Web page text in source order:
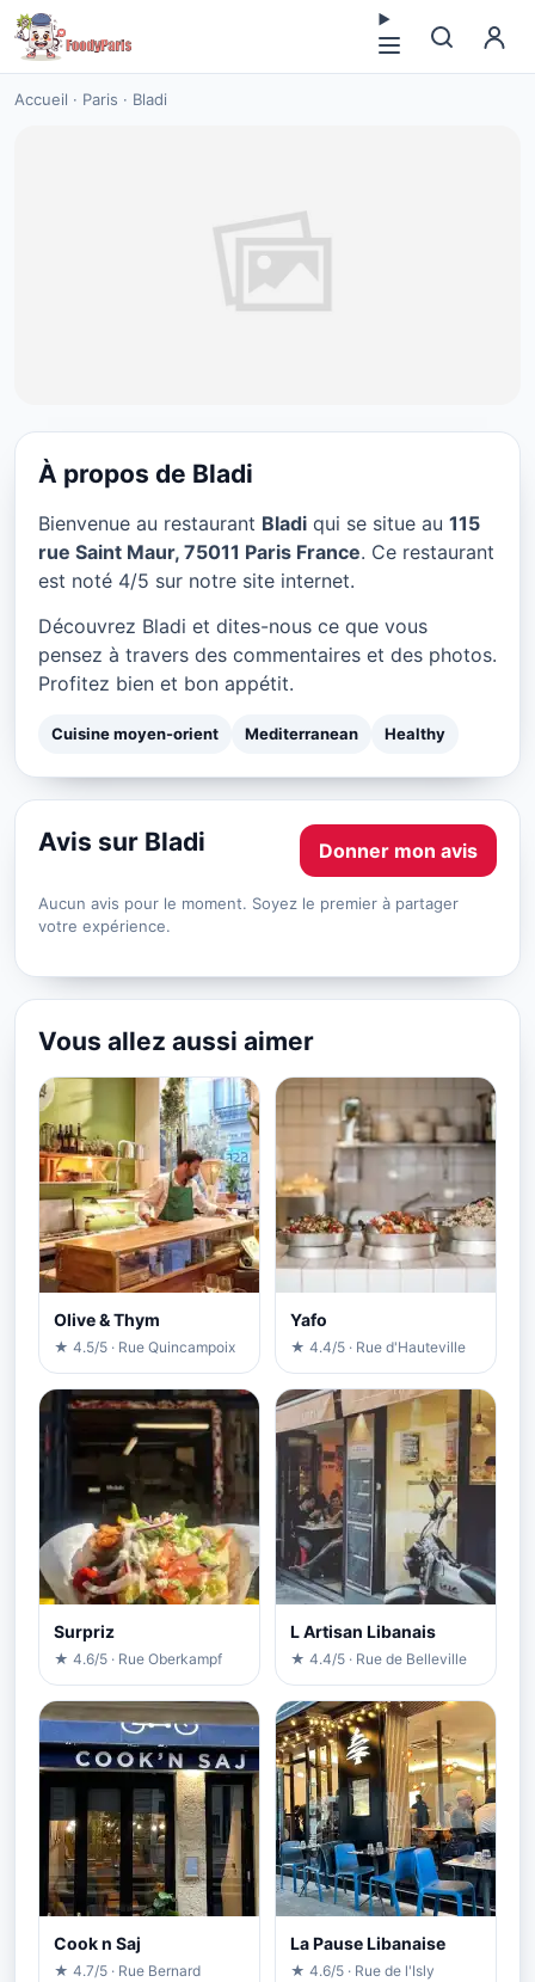
Accueil · Paris · Bladi
Bladi à Paris
★ 4/5
À propos de Bladi
Bienvenue au restaurant Bladi qui se situe au 115
rue Saint Maur, 75011 Paris France. Ce restaurant
est noté 4/5 sur notre site internet.
Découvrez Bladi et dites-nous ce que vous
pensez à travers des commentaires et des photos.
Profitez bien et bon appétit.
Cuisine moyen-orient Mediterranean Healthy
Avis sur Bladi Donner mon avis
Aucun avis pour le moment. Soyez le premier à partager
votre expérience.
Vous allez aussi aimer
Olive & Thym
★ 4.5/5 · Rue Quincampoix
Yafo
★ 4.4/5 · Rue d'Hauteville
Surpriz
★ 4.6/5 · Rue Oberkampf
L Artisan Libanais
★ 4.4/5 · Rue de Belleville
Cook n Saj
★ 4.7/5 · Rue Bernard
La Pause Libanaise
★ 4.6/5 · Rue de l'Isly